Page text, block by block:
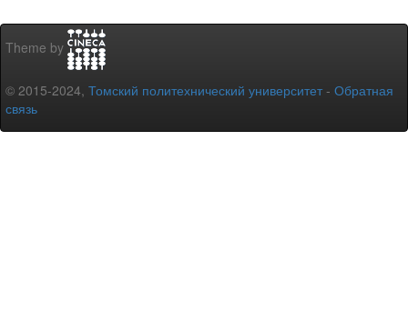
Theme by
© 2015-2024, Томский политехнический университет - Обратная
связь